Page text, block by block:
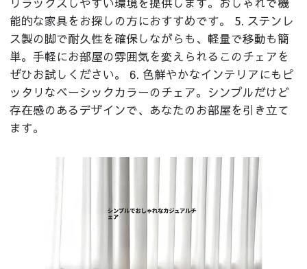
能的な家具をお探しの方におすすめです。 5. ステンレ
ス製の脚で耐久性を確保しながらも、軽量で移動も簡
単。手軽にお部屋の雰囲気を変えられるこのチェアを
ぜひお試しください。 6. 色鮮やかなインテリアにもピ
ッタリなベーシックカラーのチェア。シンプルだけど
存在感のあるデザインで、あなたのお部屋を引き立て
ます。